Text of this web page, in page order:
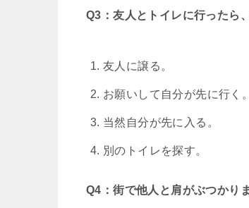
Q3：友人とトイレに行ったら
友人に譲る。
お願いして自分が先に行く。
当然自分が先に入る。
別のトイレを探す。
Q4：街で他人と肩がぶつかり